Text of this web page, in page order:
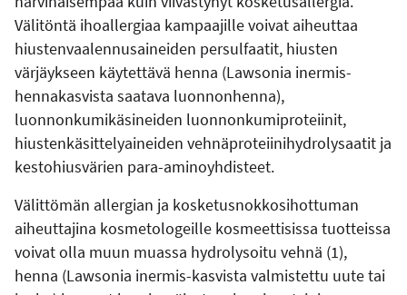
Välitöntä ihoallergiaa kampaajille voivat aiheuttaa
hiustenvaalennusaineiden persulfaatit, hiusten
värjäykseen käytettävä henna (Lawsonia inermis-
hennakasvista saatava luonnonhenna),
luonnonkumikäsineiden luonnonkumiproteiinit,
hiustenkäsittelyaineiden vehnäproteiinihydrolysaatit ja
kestohiusvärien para-aminoyhdisteet.
Välittömän allergian ja kosketusnokkosihottuman
aiheuttajina kosmetologeille kosmeettisissa tuotteissa
voivat olla muun muassa hydrolysoitu vehnä (1),
henna (Lawsonia inermis-kasvista valmistettu uute tai